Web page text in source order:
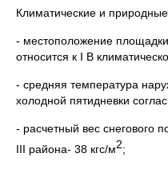
Климатические и
- местоположение
относится к I В
- средняя температура
холодной пятидневки
- расчетный вес снегового
III района- 38 кгс/м2;